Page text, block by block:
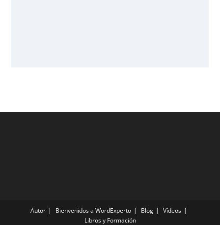
Autor Bienvenidos a WordExperto Blog
Vídeos
Libros y Formación